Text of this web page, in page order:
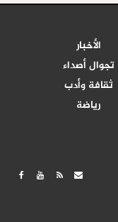
الأخبار
تجوال أصداء
ثقافة وأدب
رياضة